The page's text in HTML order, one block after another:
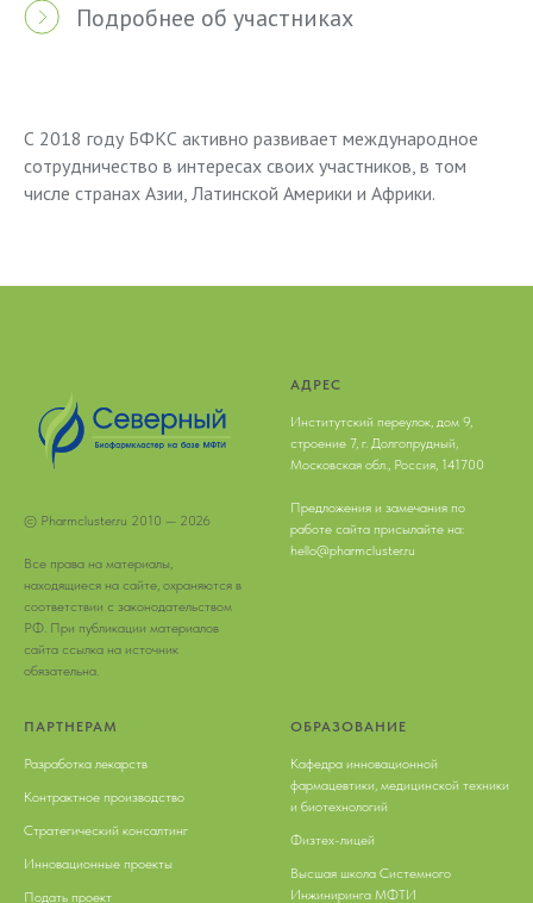
Подробнее об участниках
С 2018 году БФКС активно развивает международное
сотрудничество в интересах своих участников, в том
числе странах Азии, Латинской Америки и Африки.
© Pharmcluster.ru 2010 — 2026
Все права на материалы,
находящиеся на сайте, охраняются в
соответствии с законодательством
РФ. При публикации материалов
сайта ссылка на источник
обязательна.
АДРЕС
Институтский переулок, дом 9,
строение 7, г. Долгопрудный,
Московская обл., Россия, 141700
Предложения и замечания по
работе сайта присылайте на:
hello@pharmcluster.ru
ПАРТНЕРАМ
Разработка лекарств
Контрактное производство
Стратегический консалтинг
Инновационные проекты
Подать проект
ОБРАЗОВАНИЕ
Кафедра инновационной
фармацевтики, медицинской техники
и биотехнологий
Физтех-лицей
Высшая школа Системного
Инжиниринга МФТИ